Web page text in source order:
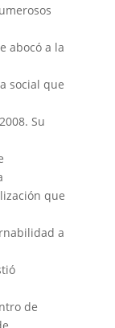
abocó a la
social que
Su
que
a
de